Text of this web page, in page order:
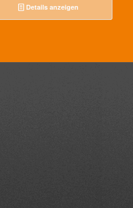
Details anzeigen